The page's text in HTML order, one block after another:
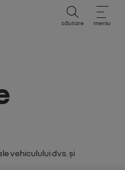
căutare meniu